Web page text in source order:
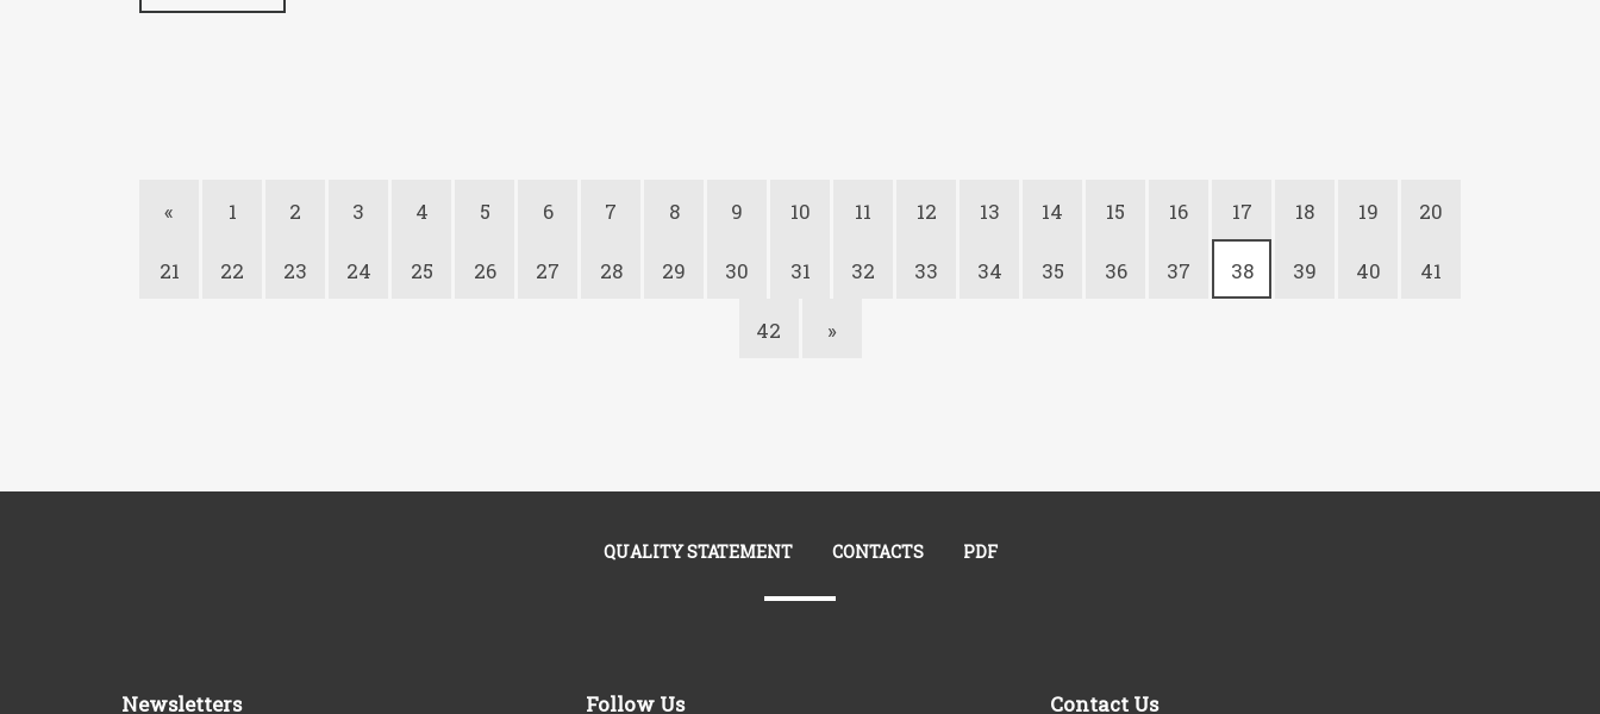
« 1 2 3 4 5 6 7 8 9 10 11 12 13 14 15 16 17 18 19 20
21 22 23 24 25 26 27 28 29 30 31 32 33 34 35 36 37 38 39 40 41
42 »
QUALITY STATEMENT CONTACTS PDF
Newsletters Follow Us Contact Us